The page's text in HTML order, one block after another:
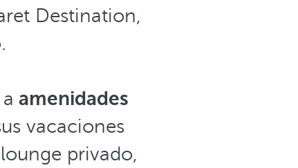
Destination,
amenidades
vacaciones
privado,